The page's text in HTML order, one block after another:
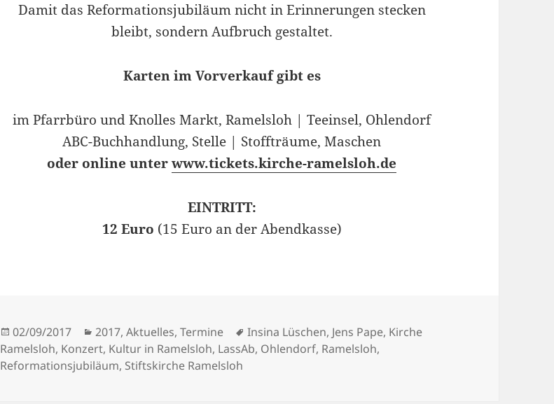
Damit das Reformationsjubiläum nicht in Erinnerungen stecken
bleibt, sondern Aufbruch gestaltet.
Karten im Vorverkauf gibt es
im Pfarrbüro und Knolles Markt, Ramelsloh | Teeinsel, Ohlendorf
ABC-Buchhandlung, Stelle | Stoffträume, Maschen
oder online unterwww.tickets.kirche-ramelsloh.de
EINTRITT:
12 Euro (15 Euro an der Abendkasse)
Veröffentlicht
am
02/09/2017 Kategorien
2017,Aktuelles,Termine Schlagwörter
Insina Lüschen, Jens Pape, Kirche
Ramelsloh, Konzert, Kultur in Ramelsloh, LassAb, Ohlendorf, Ramelsloh,
Reformationsjubiläum, Stiftskirche Ramelsloh